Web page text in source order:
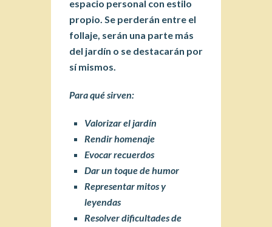
espacio personal con estilo
propio. Se perderán entre el
follaje, serán una parte más
del jardín o se destacarán por
sí mismos.
Para qué sirven:
Valorizar el jardín
Rendir homenaje
Evocar recuerdos
Dar un toque de humor
Representar mitos y
leyendas
Resolver dificultades de